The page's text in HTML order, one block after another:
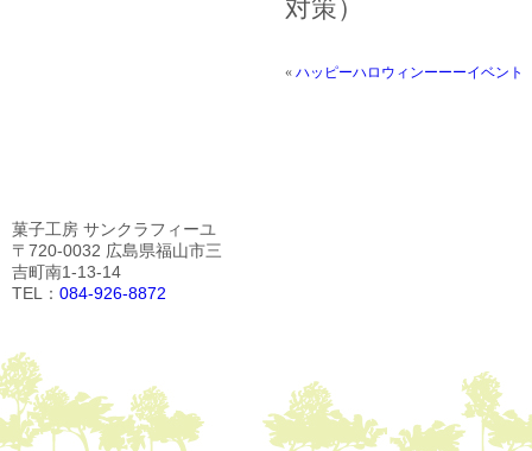
菓子工房 サンクラフィーユ
〒720-0032 広島県福山市三
吉町南1-13-14
TEL： 084-926-8872
対策）
« ハッピーハロウィンーーーイベント